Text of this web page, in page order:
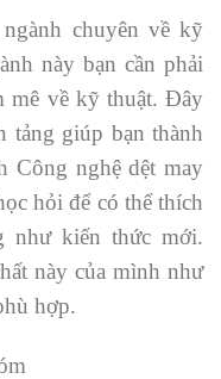
chuyên về kỹ
này bạn cần phải
mê về kỹ thuật. Đây
tảng giúp bạn thành
Công nghệ dệt may
hỏi để có thể thích
như kiến thức mới.
này của mình như
hợp.